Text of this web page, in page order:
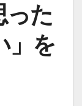
た
」を